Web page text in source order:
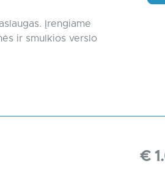
Įrengiame
ir smulkios verslo
€